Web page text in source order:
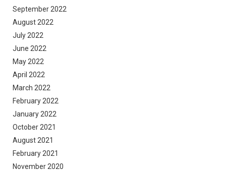
September 2022
August 2022
July 2022
June 2022
May 2022
April 2022
March 2022
February 2022
January 2022
October 2021
August 2021
February 2021
November 2020